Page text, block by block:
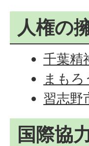
人権の
千葉精
まも
習志野
国際協